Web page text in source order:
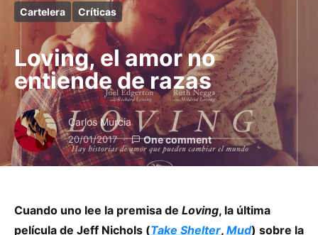
Cartelera Críticas
Loving, el amor no
entiende de razas
Carlos Murcia
20/01/2017 One comment
Cuando uno lee la premisa de Loving, la última
película de Jeff Nichols (Take Shelter, Mud) sobre la